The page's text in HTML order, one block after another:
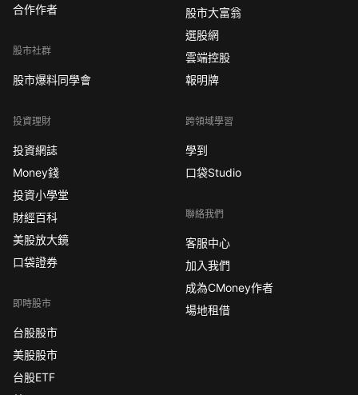
合作作者
股市社群
股市爆料同學會
投資理財
投資網誌
Money錢
投資小學堂
財經百科
美股放大鏡
口袋證券
即時股市
台股股市
美股股市
台股ETF
股市大富翁
選股網
雲端控股
報明牌
跨領域學習
學到
口袋Studio
聯絡我們
客服中心
加入我們
成為CMoney作者
場地租借